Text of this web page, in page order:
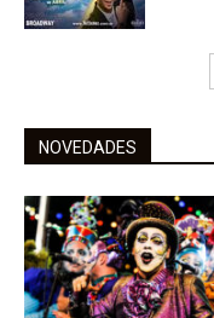
NOVEDADES